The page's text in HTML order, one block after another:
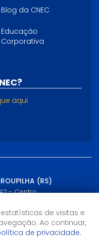
Blog da CNEC
Educação
Corporativa
aqui
(RS)
- Centro
de visitas e
Ao continuar,
de privacidade.